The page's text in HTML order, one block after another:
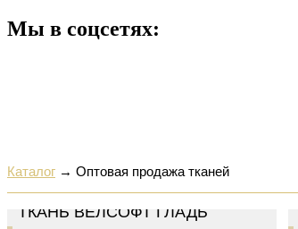
Мы в соцсетях:
Каталог → Оптовая продажа тканей
ТКАНЬ ВЕЛСОФТ ГЛАДЬ